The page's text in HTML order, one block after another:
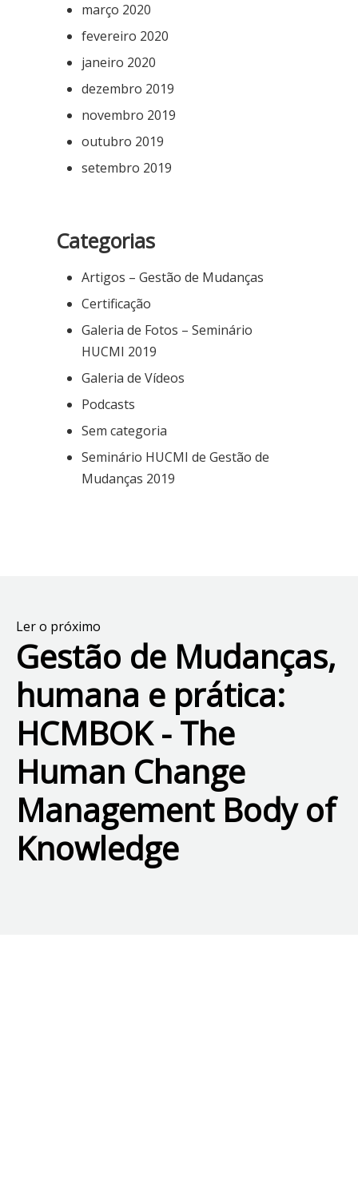
março 2020
fevereiro 2020
janeiro 2020
dezembro 2019
novembro 2019
outubro 2019
setembro 2019
Categorias
Artigos – Gestão de Mudanças
Certificação
Galeria de Fotos – Seminário
HUCMI 2019
Galeria de Vídeos
Podcasts
Sem categoria
Seminário HUCMI de Gestão de
Mudanças 2019
Ler o próximo
Gestão de Mudanças,
humana e prática:
HCMBOK - The
Human Change
Management Body of
Knowledge